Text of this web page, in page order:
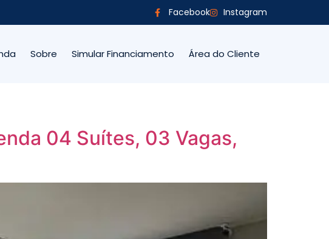
Facebook Instagram
Sobre Simular Financiamento Área do Cliente
04 Suítes, 03 Vagas,